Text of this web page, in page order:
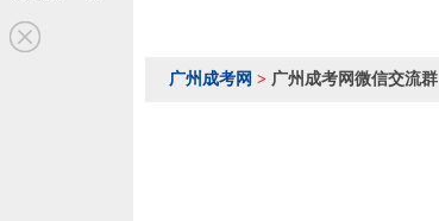
广州成考网 > 广州成考网微信交流群